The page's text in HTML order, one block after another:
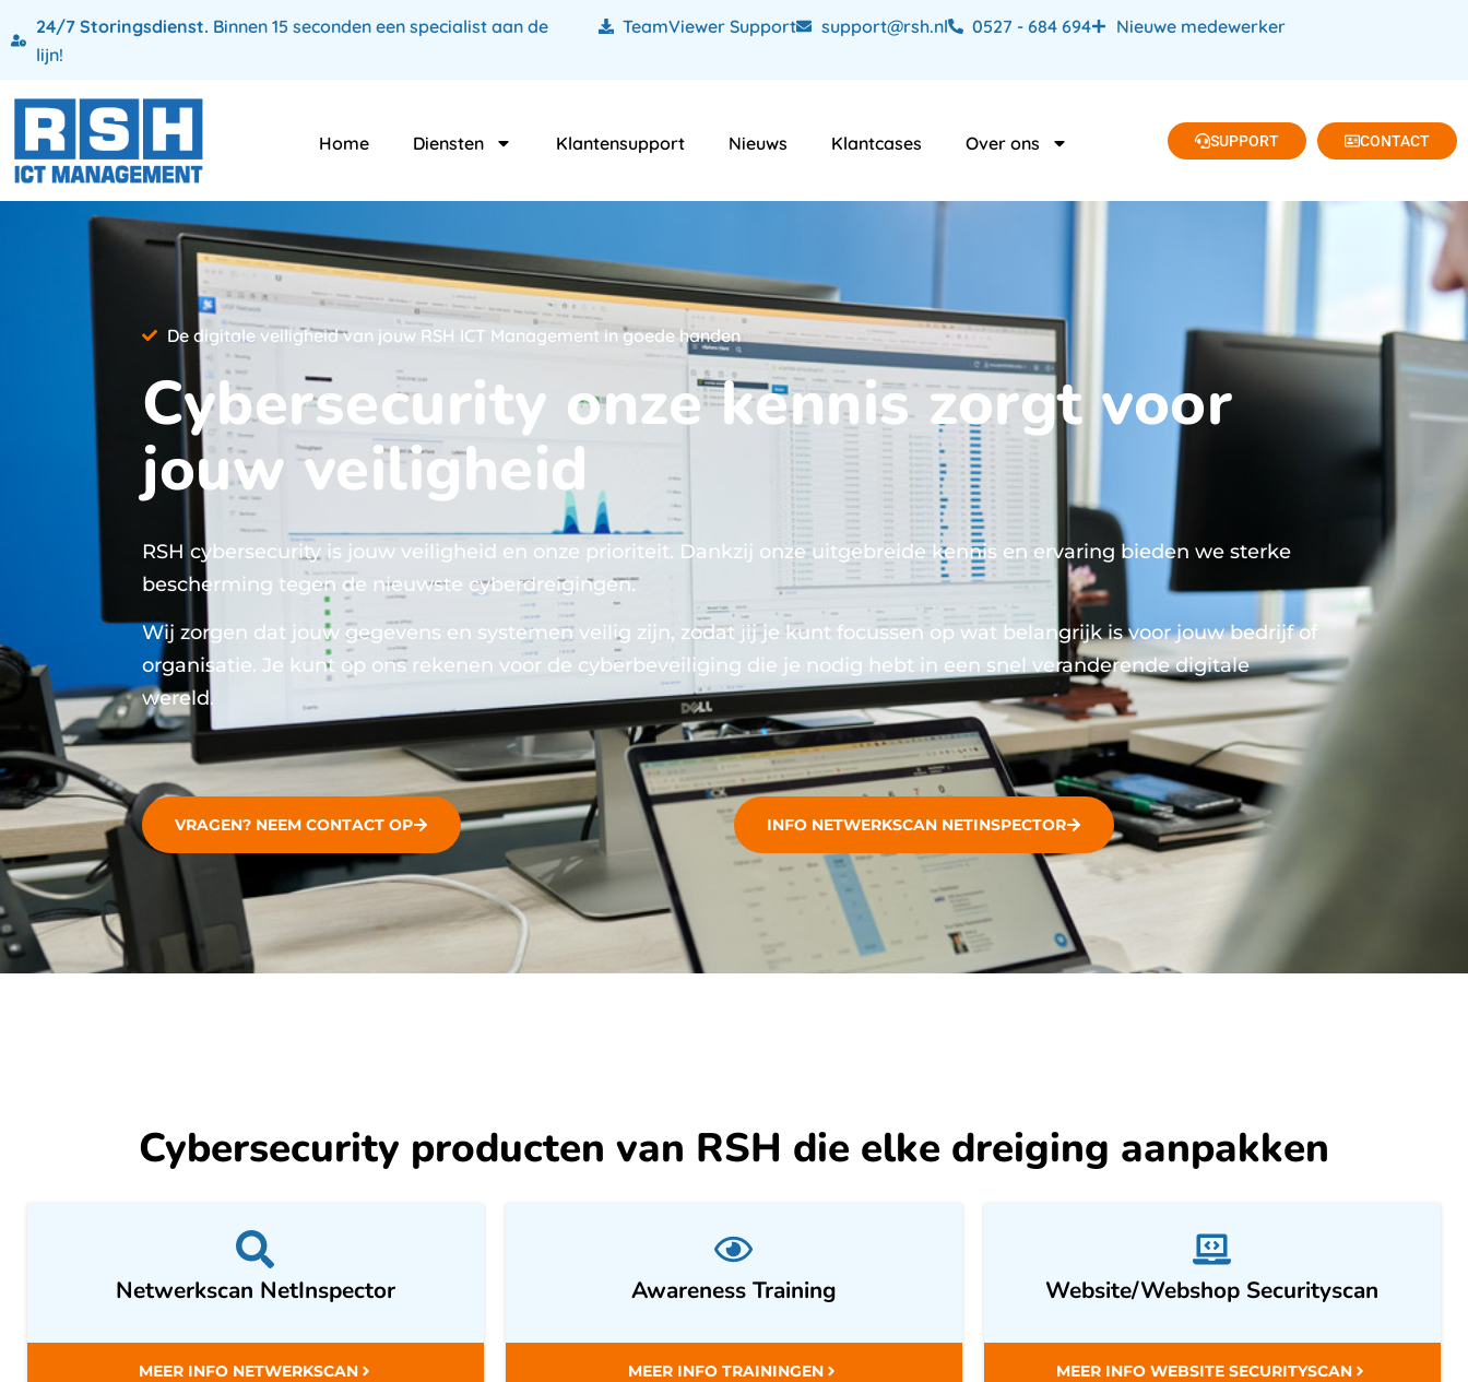
24/7 Storingsdienst. Binnen 15 seconden een specialist aan de
lijn!
TeamViewer Support support@rsh.nl 0527 - 684 694 Nieuwe medewerker
Home Diensten Klantensupport Nieuws Klantcases Over ons SUPPORT CONTACT
De digitale veiligheid van jouw RSH ICT Management in goede handen
Cybersecurity onze kennis zorgt voor
jouw veiligheid
RSH cybersecurity is jouw veiligheid en onze prioriteit. Dankzij onze uitgebreide kennis en ervaring bieden we sterke
bescherming tegen de nieuwste cyberdreigingen.
Wij zorgen dat jouw gegevens en systemen veilig zijn, zodat jij je kunt focussen op wat belangrijk is voor jouw bedrijf of
organisatie. Je kunt op ons rekenen voor de cyberbeveiliging die je nodig hebt in een snel veranderende digitale
wereld.
VRAGEN? NEEM CONTACT OP INFO NETWERKSCAN NETINSPECTOR
Cybersecurity producten van RSH die elke dreiging aanpakken
Netwerkscan NetInspector
MEER INFO NETWERKSCAN
Awareness Training
MEER INFO TRAININGEN
Website/Webshop Securityscan
MEER INFO WEBSITE SECURITYSCAN